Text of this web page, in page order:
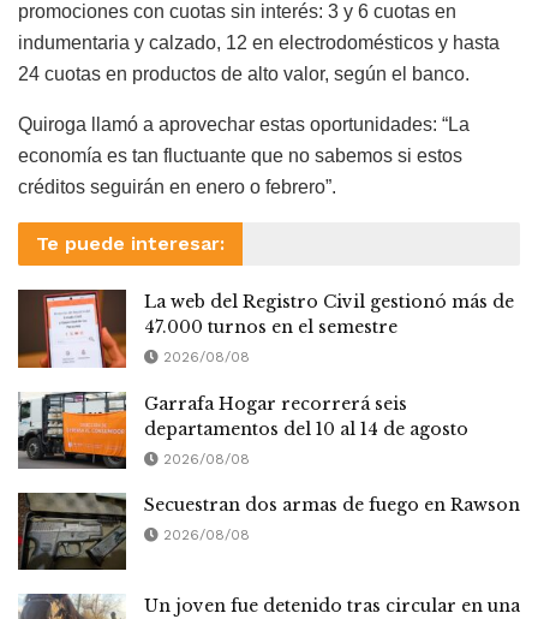
promociones con cuotas sin interés: 3 y 6 cuotas en
indumentaria y calzado, 12 en electrodomésticos y hasta
24 cuotas en productos de alto valor, según el banco.
Quiroga llamó a aprovechar estas oportunidades: “La
economía es tan fluctuante que no sabemos si estos
créditos seguirán en enero o febrero”.
Te puede interesar:
La web del Registro Civil gestionó más de
47.000 turnos en el semestre
2026/08/08
Garrafa Hogar recorrerá seis
departamentos del 10 al 14 de agosto
2026/08/08
Secuestran dos armas de fuego en Rawson
2026/08/08
Un joven fue detenido tras circular en una